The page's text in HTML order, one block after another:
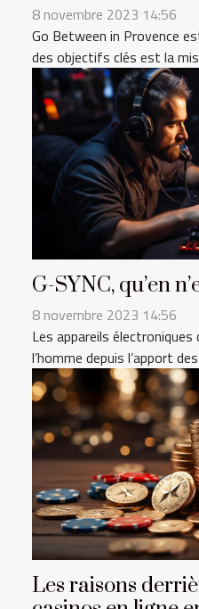
8 novembre 2023 14:56
Go Between in Provence
des objectifs clés est la
G-SYNC, qu’en
8 novembre 2023 14:56
Les appareils
l’homme depuis l’apport
Les raisons